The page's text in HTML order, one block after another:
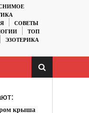
СОВЕТЫ
ТОП
ЭЗОТЕРИКА
крыша